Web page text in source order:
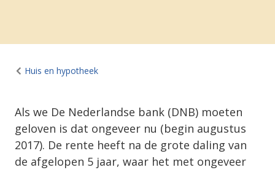
Huis en hypotheek
Als we De Nederlandse bank (DNB) moeten
geloven is dat ongeveer nu (begin augustus
2017). De rente heeft na de grote daling van
de afgelopen 5 jaar, waar het met ongeveer